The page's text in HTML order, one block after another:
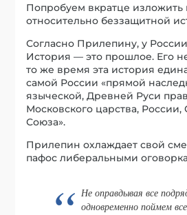
Попробуем вкратце
относительно беззащитной
Согласно Прилепину, у
История — это прошлое. Его
то же время эта история
самой России «прямой
языческой, Древней Руси
Московского царства, России,
Союза».
Прилепин охлаждает свой
пафос либеральными
Не оправдывая все
одновременно поймем